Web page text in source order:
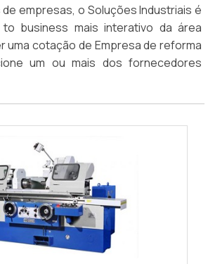
empresas, o Soluções Industriais é
business mais interativo da área
uma cotação de Empresa de reforma
um ou mais dos fornecedores